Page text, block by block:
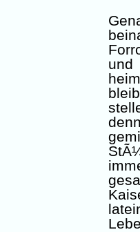
und